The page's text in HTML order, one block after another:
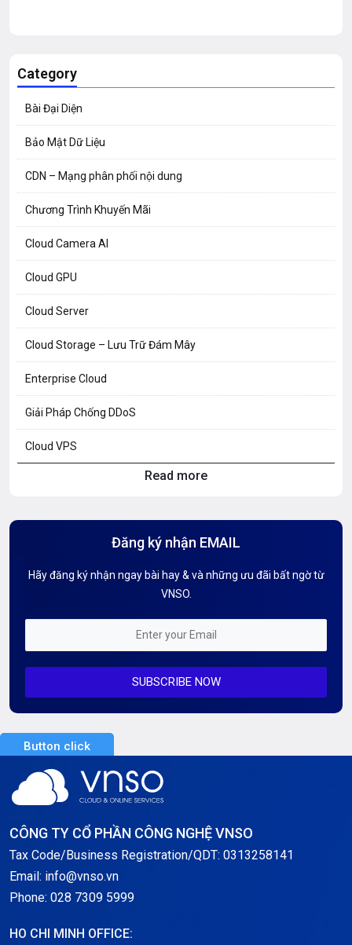
Category
Bài Đại Diện
Bảo Mật Dữ Liệu
CDN – Mạng phân phối nội dung
Chương Trình Khuyến Mãi
Cloud Camera AI
Cloud GPU
Cloud Server
Cloud Storage – Lưu Trữ Đám Mây
Enterprise Cloud
Giải Pháp Chống DDoS
Cloud VPS
Hướng dẫn Tên miền
Kiến thức AI
Mỗi tuần 01 Server
Server Dedicated (Máy chủ riêng)
Server GPU
Server Windows
Notification
Thông tin chung
Read more
Đăng ký nhận EMAIL
Hãy đăng ký nhận ngay bài hay & và những ưu đãi bất ngờ từ
VNSO.
SUBSCRIBE NOW
Button click
CÔNG TY CỔ PHẦN CÔNG NGHỆ VNSO
Tax Code/Business Registration/QDT: 0313258141
Email: info@vnso.vn
Phone: 028 7309 5999
HO CHI MINH OFFICE: